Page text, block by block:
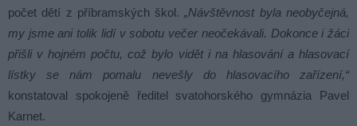
počet dětí z příbramských škol.„Návštěvnost byla neobyčejná,
my jsme ani tolik lidí v sobotu večer neočekávali. Dokonce i žáci
přišli v hojném počtu, což bylo vidět i na hlasování a hlasovací
lístky se nám pomalu nevešly do hlasovacího zařízení,“
konstatoval spokojeně ředitel svatohorského gymnázia Pavel
Karnet.